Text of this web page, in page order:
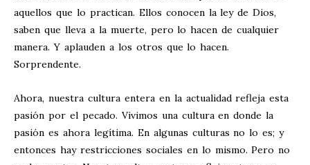
aquellos que lo practican. Ellos conocen la ley de Dios,
saben que lleva a la muerte, pero lo hacen de cualquier
manera. Y aplauden a los otros que lo hacen.
Sorprendente.
Ahora, nuestra cultura entera en la actualidad refleja esta
pasión por el pecado. Vivimos una cultura en donde la
pasión es ahora legítima. En algunas culturas no lo es; y
entonces hay restricciones sociales en lo mismo. Pero no